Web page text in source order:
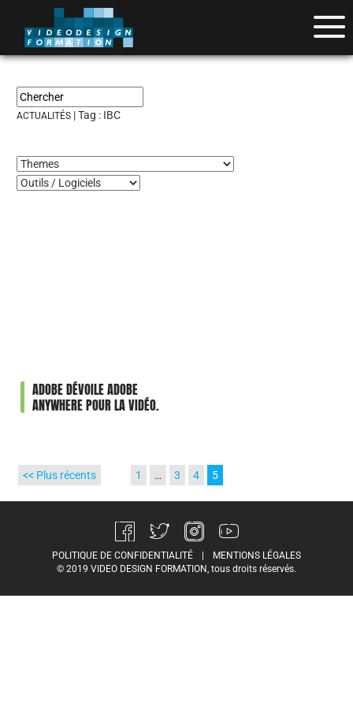
ACTUALITÉS | Tag : IBC
ADOBE DÉVOILE ADOBE
ANYWHERE POUR LA VIDÉO.
<< Plus récents 1 … 3 4 5
POLITIQUE DE CONFIDENTIALITÉ |
MENTIONS LÉGALES
© 2019 VIDEO DESIGN FORMATION, tous droits réservés.